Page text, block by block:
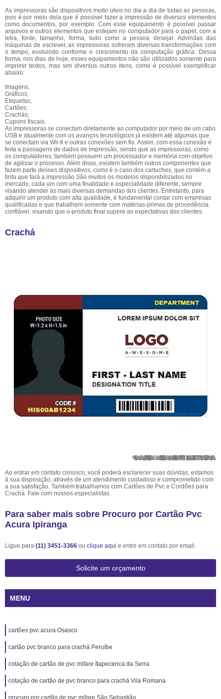
As impressoras são dispositivos muito úteis no dia a dia de todas as pessoas,
pois é por meio dela que é possível fazer a impressão de diversos elementos
como documentos, por exemplo. Com esse equipamento é possível passar
arquivos e outros elementos que estejam no computador para o papel, com a
letra, fonte, tamanho, forma, tudo como a pessoa desejar. Advindas das
máquinas de escrever, as impressoras sofreram diversas transformações com
o tempo, evoluindo conforme o crescimento da computação gráfica. Dessa
forma, nos dias de hoje, esses equipamentos não são utilizados somente para
imprimir textos, mas sim diversos outros itens, como é possível exemplificar
abaixo:
Imagens;
Gráficos;
Etiquetas;
Cartões;
Crachás;
Cupons fiscais.
As impressoras se conectam diretamente ao computador por meio de um cabo
USB e atualmente com os avanços tecnológicos já existem até algumas que
se conectam via Wii-fi e outras conexões sem fio. Assim, com essa conexão é
feita a passagens de dados de impressão, sendo que as impressoras, como
os computadores, também possuem um processador e memória com objetivo
de agilizar o processo. Além disso, existem também outros componentes que
fazem parte desses dispositivos, como é o caso dos cartuchos, que contém a
tinta que fará a impressão.São muitos os modelos disponibilizados no
mercado, cada um com uma finalidade e especialidade diferente, sempre
visando atender às mais diversas demandas dos clientes. Entretanto, para
adquirir um produto com alta qualidade, é fundamental contar com empresas
qualificadas e que trabalhem somente com matérias-primas de procedência
confiável, visando que o produto final supere as expectativas dos clientes.
Crachá
Ao entrar em contato conosco, você poderá esclarecer suas dúvidas, estamos
à sua disposição, através de um atendimento cuidadoso e comprometido com
a sua satisfação. Também trabalhamos com Cartões de Pvc e Cordões para
Crachá. Fale com nossos especialistas.
Para saber mais sobre Procuro por Cartão Pvc
Acura Ipiranga
Ligue para (11) 3451-3366 ou clique aqui e entre em contato por email.
Solicite um orçamento
MENU
cartões pvc acura Osasco
cartão pvc branco para crachá Peruíbe
cotação de cartão de pvc mifare Itapecerica da Serra
cotação de cartão de pvc branco para crachá Vila Romana
procuro por cartão de pvc mifare São Sebastião